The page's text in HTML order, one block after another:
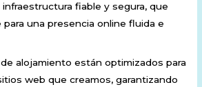
fiable y segura, que
una presencia online fluida e
alojamiento están optimizados para
web que creamos, garantizando